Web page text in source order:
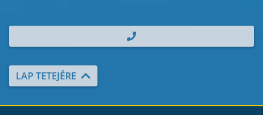
| TEL.: +36 70 700 2000
LAP TETEJÉRE